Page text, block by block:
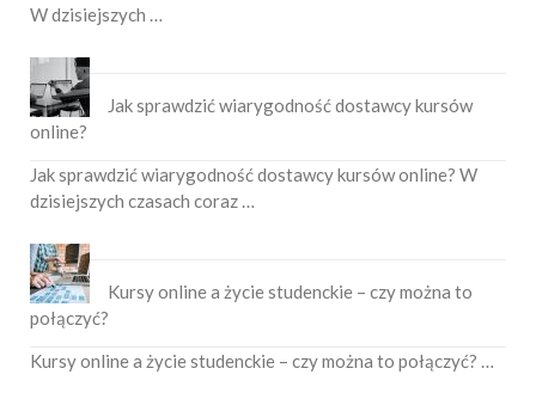
W dzisiejszych …
Jak sprawdzić wiarygodność dostawcy kursów
online?
Jak sprawdzić wiarygodność dostawcy kursów online? W
dzisiejszych czasach coraz …
Kursy online a życie studenckie – czy można to
połączyć?
Kursy online a życie studenckie – czy można to połączyć? …